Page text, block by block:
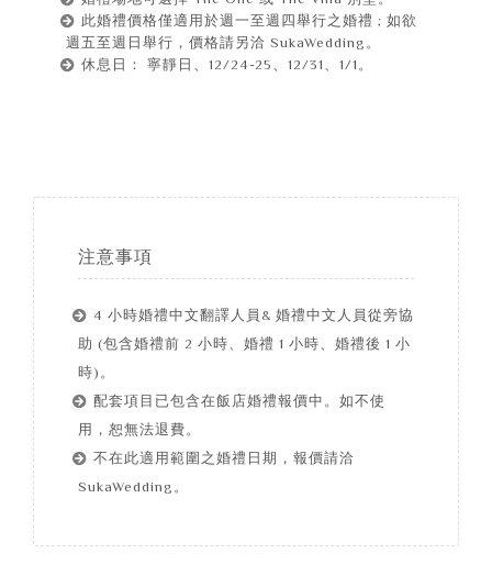
此婚禮價格僅適用於週一至週四舉行之婚禮 ; 如欲
週五至週日舉行，價格請另洽 SukaWedding。
休息日： 寧靜日、12/24-25、12/31、1/1。
注意事項
4 小時婚禮中文翻譯人員& 婚禮中文人員從旁協
助 (包含婚禮前 2 小時、婚禮 1 小時、婚禮後 1 小
時)。
配套項目已包含在飯店婚禮報價中。如不使
用，恕無法退費。
不在此適用範圍之婚禮日期，報價請洽
SukaWedding。